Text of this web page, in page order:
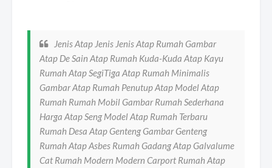
Jenis Atap Jenis Jenis Atap Rumah Gambar
Atap De Sain Atap Rumah Kuda-Kuda Atap Kayu
Rumah Atap SegiTiga Atap Rumah Minimalis
Gambar Atap Rumah Penutup Atap Model Atap
Rumah Rumah Mobil Gambar Rumah Sederhana
Harga Atap Seng Model Atap Rumah Terbaru
Rumah Desa Atap Genteng Gambar Genteng
Rumah Atap Asbes Rumah Gadang Atap Galvalume
Cat Rumah Modern Modern Carport Rumah Atap